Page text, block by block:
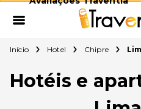
Início Hotel Chipre
Hotéis e